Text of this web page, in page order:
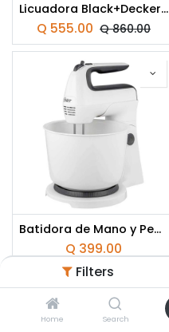
Filters
Home Search
Licuadora Black+Decker Cyclone 2 Velocidades Jarra de vidrio 1,5 Lt negro
Q 555.00 Q860.00
Batidora de Mano y Pedestal Oster 6 Velocidades Tazón de 3.7Lt Blanco
Q 399.00